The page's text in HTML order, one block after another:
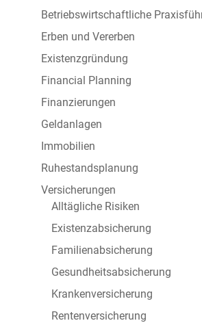
Betriebswirtschaftliche
Erben und Vererben
Existenzgründung
Financial Planning
Finanzierungen
Geldanlagen
Immobilien
Ruhestandsplanung
Versicherungen
Alltägliche Risiken
Existenzabsicherung
Familienabsicherung
Gesundheitsabsicherung
Krankenversicherung
Rentenversicherung